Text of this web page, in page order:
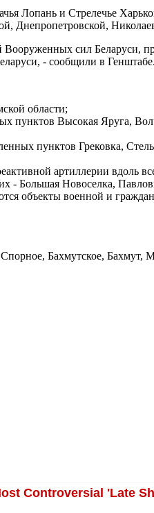
Лопань и Стрелечье
Днепропетровской,
сил Беларуси,
- сообщили в Генштабе.
области;
пунктов Высокая Яруга,
пунктов Грековка,
артиллерии вдоль
- Большая Новоселка,
объекты военной и
Бахмутское, Бахмут,